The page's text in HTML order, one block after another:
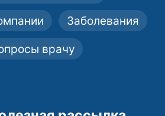
Заболевания
врачу